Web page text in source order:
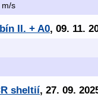
m/s
II. + A0, 09. 11.
sheltií, 27. 09.